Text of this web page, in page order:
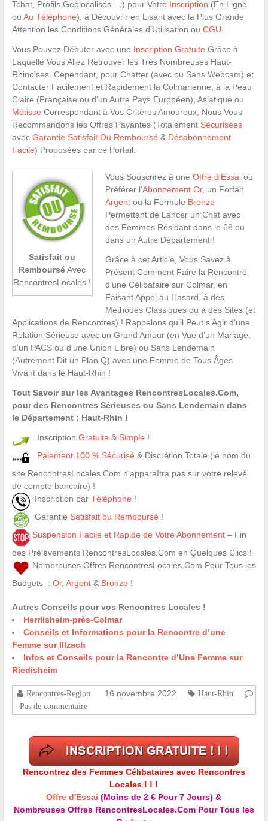
Tchat, Profils Géolocalisés …) pour Votre Inscription (En Ligne
ou Au Téléphone), à Découvrir en Lisant avec la Plus Grande
Attention les Conditions Générales d’Utilisation ou CGU
Vous Pouvez Débuter avec une Inscription Gratuite Grâce à
Laquelle Vous Allez Retrouver les Très Nombreuses Haut-
Rhinoises. Cependant, pour Chatter (avec ou Sans Webcam) et
Contacter Facilement et Rapidement la Colmarienne, à la Peau
Claire (Française ou d’un Autre Pays Européen), Asiatique ou
Métisse Correspondant à Vos Critères Amoureux, Nous Vous
Recommandons les Offres Payantes (Totalement Sécurisées
avec Garantie Satisfait Ou Remboursé & Désabonnement
Facile) Proposées par ce Portail.
Satisfait ou
RembourséAvec
RencontresLocales !
Vous Souscrirez à une Offre d’Essaiou
Préférer l’Abonnement Or, un Forfait
Argentou la Formule Bronze
Permettant de Lancer un Chat avec
des Femmes Résidant dans le 68 ou
dans un Autre Département !
Grâce à cet Article, Vous Savez à
Présent Comment Faire la Rencontre
d’une Célibataire sur Colmar, en
Faisant Appel au Hasard, à des
Méthodes Classiques ou à des Sites (et
Applications de Rencontres) ! Rappelons qu’il Peut s’Agir d’une
Relation Sérieuse avec un Grand Amour (en Vue d’un Mariage,
d’un PACS ou d’une Union Libre) ou Sans Lendemain
(Autrement Dit un Plan Q) avec une Femme de Tous Âges
Vivant dans le Haut-Rhin !
Tout Savoir sur les Avantages RencontresLocales.Com,
pour des Rencontres Sérieuses ou Sans Lendemain dans
le Département : Haut-Rhin !
Inscription Gratuite & Simple !
Paiement 100 % Sécurisé & Discrétion Totale (le nom du
site RencontresLocales.Com n’apparaîtra pas sur votre relevé
de compte bancaire) !
Inscription par Téléphone !
Garantie Satisfait ou Remboursé !
Suspension Facile et Rapide de Votre Abonnement– Fin
des Prélèvements RencontresLocales.Com en Quelques Clics !
Nombreuses Offres RencontresLocales.Com Pour Tous les
Budgets : Or, Argent& Bronze !
Autres Conseils pour vos Rencontres Locales !
Herrlisheim-près-Colmar
Conseils et Informations pour la Rencontre d’une
Femme sur Illzach
Infos et Conseils pour la Rencontre d’Une Femme sur
Riedisheim
Rencontres-Region 16 novembre 2022
Haut-Rhin
Pas de commentaire
Rencontrez des Femmes Célibataires avec Rencontres
Locales ! ! !
Offre d'Essai (Moins de 2 € Pour 7 Jours) &
Nombreuses Offres RencontresLocales.Com Pour Tous les